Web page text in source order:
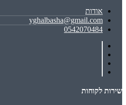
אודות
yghalbasha@gmail.com
0542070484
שירות לקוחות